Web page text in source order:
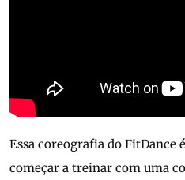
Essa coreografia do FitDance
começar a treinar com uma